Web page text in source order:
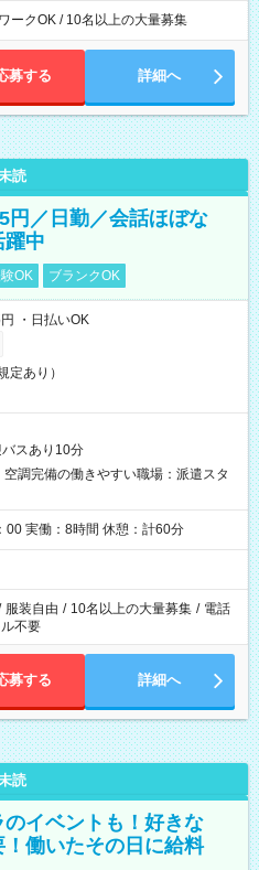
ークOK / 10名以上の大量募集
募する 詳細へ
読
円／日勤／会話ほぼな
躍中
OK ブランクOK
・日払いOK
定あり）
スあり10分
調完備の働きやすい職場：派遣スタ
00 実働：8時間 休憩：計60分
服装自由 / 10名以上の大量募集 / 電話
不要
募する 詳細へ
読
イベントも！好きな
働いたその日に給料